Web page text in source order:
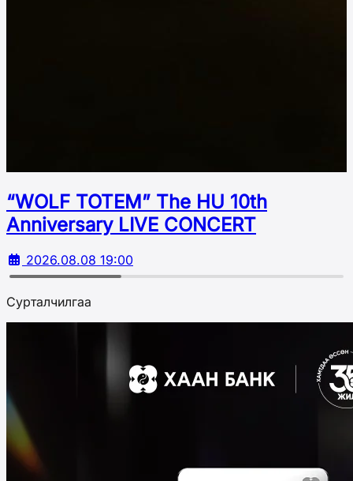
“WOLF TOTEM” The HU 10th
Аnniversary LIVE CONCERT
2026.08.08 19:00
Сурталчилгаа